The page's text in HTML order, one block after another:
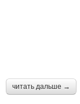
читать дальше →